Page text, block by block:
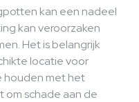
kan een nadeel
kan veroorzaken
Het is belangrijk
locatie voor
houden met het
om schade aan de